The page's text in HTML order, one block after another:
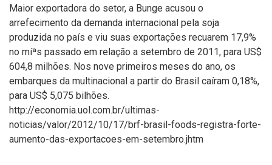
Maior exportadora do setor, a Bunge acusou o
arrefecimento da demanda internacional pela soja
produzida no paí­s e viu suas exportações recuarem 17,9%
no míªs passado em relação a setembro de 2011, para US$
604,8 milhões. Nos nove primeiros meses do ano, os
embarques da multinacional a partir do Brasil caí­ram 0,18%,
para US$ 5,075 bilhões.
http://economia.uol.com.br/ultimas-
noticias/valor/2012/10/17/brf-brasil-foods-registra-forte-
aumento-das-exportacoes-em-setembro.jhtm